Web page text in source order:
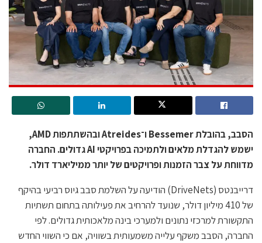
הסבב, בהובלת Bessemer ו־Atreides ובהשתתפות AMD,
ישמש להגדלת מלאים ולתמיכה בפרויקטי AI גדולים. החברה
מדווחת על צבר הזמנות ופרויקטים של יותר ממיליארד דולר.
דרייבנטס (DriveNets) הודיעה על השלמת סבב גיוס רביעי בהיקף
של 410 מיליון דולר, שנועד להרחיב את פעילותה בתחום תשתיות
התקשורת למרכזי נתונים ולמערכי בינה מלאכותית גדולים. לפי
החברה, הסבב משקף עלייה משמעותית בשוויה, אם כי השווי החדש